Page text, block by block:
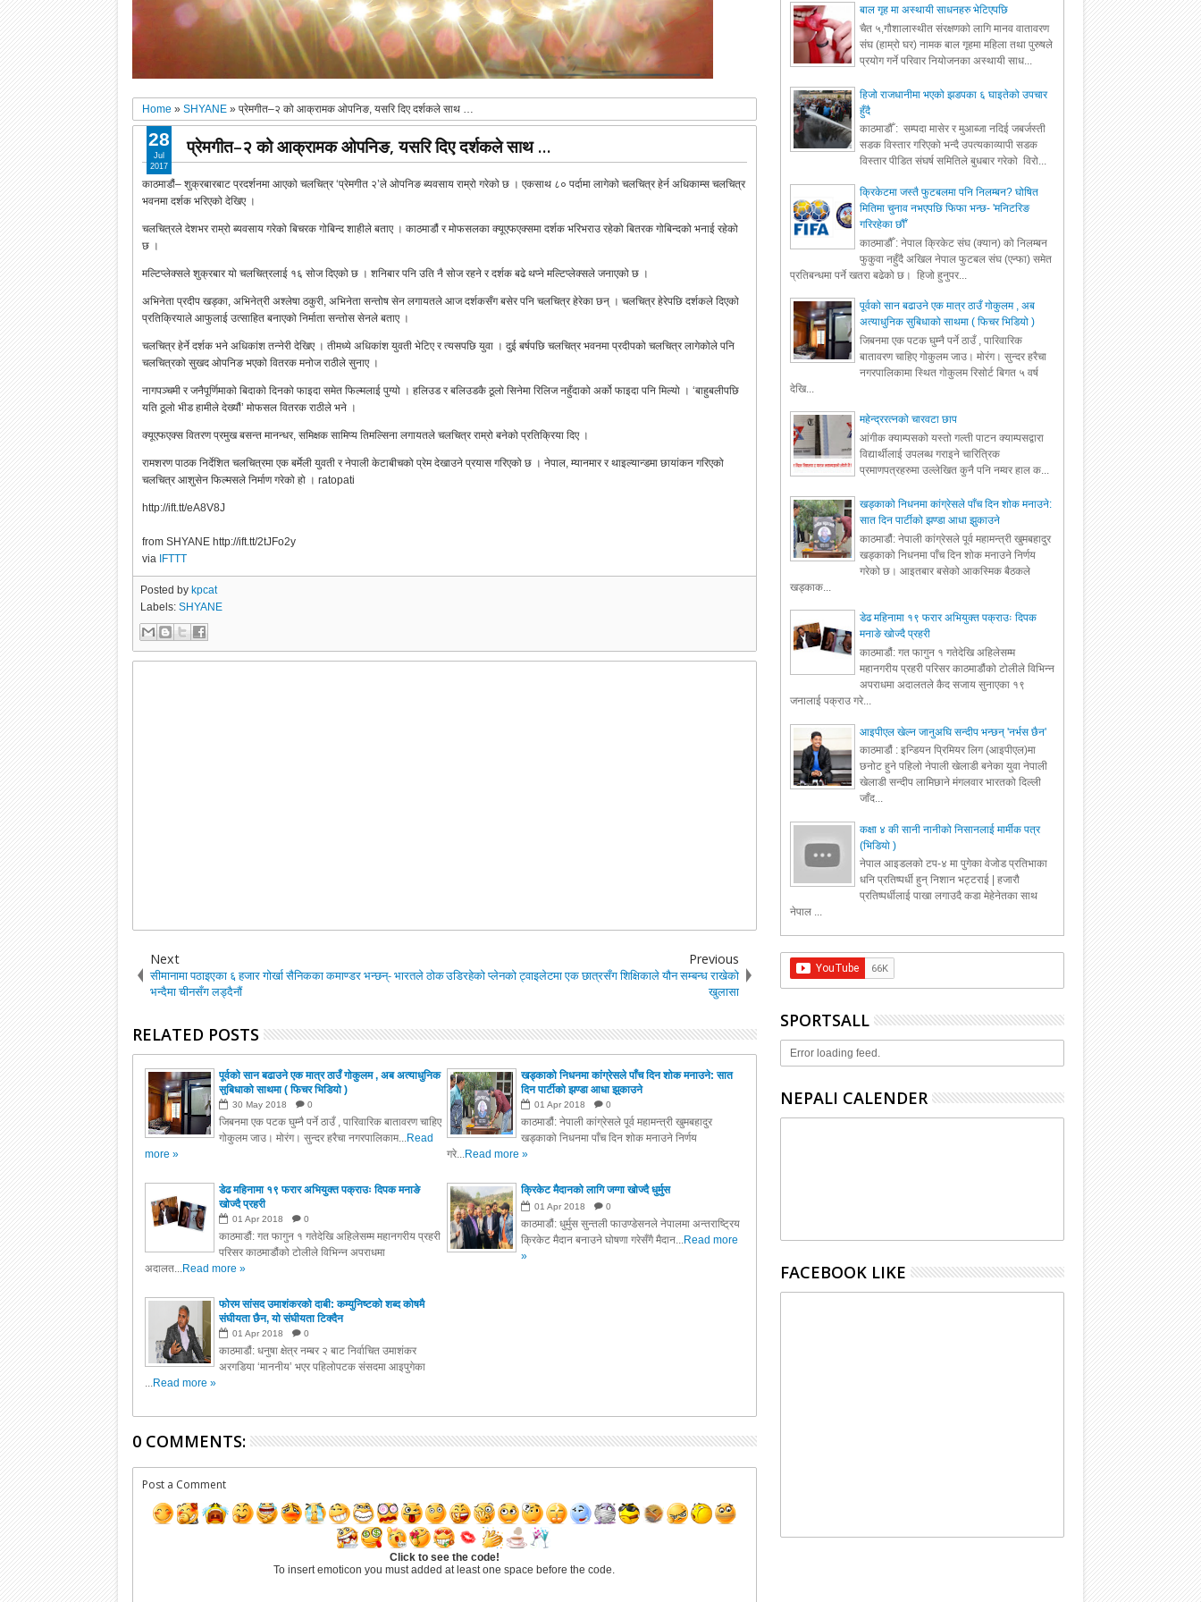
Home »SHYANE »प्रेमगीत–२ को आक्रामक ओपनिङ, यसरि दिए दर्शकले साथ …
प्रेमगीत–२ को आक्रामक ओपनिङ, यसरि दिए दर्शकले साथ …
काठमाडौं– शुक्रबारबाट प्रदर्शनमा आएको चलचित्र ‘प्रेमगीत २’ले ओपनिङ ब्यवसाय राम्रो गरेको छ । एकसाथ ८० पर्दामा लागेको चलचित्र हेर्न अधिकाम्स चलचित्र
भवनमा दर्शक भरिएको देखिए ।
चलचित्रले देशभर राम्रो ब्यवसाय गरेको बिचरक गोबिन्द शाहीले बताए । काठमाडौं र मोफसलका क्यूएफएक्समा दर्शक भरिभराउ रहेको बितरक गोबिन्दको भनाई रहेको
छ ।
मल्टिप्लेक्सले शुक्रबार यो चलचित्रलाई १६ सोज दिएको छ । शनिबार पनि उति नै सोज रहने र दर्शक बढे थप्ने मल्टिप्लेक्सले जनाएको छ ।
अभिनेता प्रदीप खड्का, अभिनेत्री अश्लेषा ठकुरी, अभिनेता सन्तोष सेन लगायतले आज दर्शकसँग बसेर पनि चलचित्र हेरेका छन् । चलचित्र हेरेपछि दर्शकले दिएको
प्रतिक्रियाले आफुलाई उत्साहित बनाएको निर्माता सन्तोस सेनले बताए ।
चलचित्र हेर्ने दर्शक भने अधिकांश तन्नेरी देखिए । तीमध्ये अधिकांश युवती भेटिए र त्यसपछि युवा । दुई बर्षपछि चलचित्र भवनमा प्रदीपको चलचित्र लागेकोले पनि
चलचित्रको सुखद ओपनिङ भएको वितरक मनोज राठीले सुनाए ।
नागपञ्चमी र जनैपूर्णिमाको बिदाको दिनको फाइदा समेत फिल्मलाई पुग्यो । हलिउड र बलिउडकै ठूलो सिनेमा रिलिज नहुँदाको अर्को फाइदा पनि मिल्यो । ‘बाहुबलीपछि
यति ठूलो भीड हामीले देख्यौं’ मोफसल वितरक राठीले भने ।
क्यूएफएक्स वितरण प्रमुख बसन्त मानन्धर, समिक्षक सामिप्य तिमल्सिना लगायतले चलचित्र राम्रो बनेको प्रतिक्रिया दिए ।
रामशरण पाठक निर्देशित चलचित्रमा एक बर्मेली युवती र नेपाली केटाबीचको प्रेम देखाउने प्रयास गरिएको छ । नेपाल, म्यानमार र थाइल्यान्डमा छायांकन गरिएको
चलचित्र आशुसेन फिल्मसले निर्माण गरेको हो । ratopati
http://ift.tt/eA8V8J
from SHYANE http://ift.tt/2tJFo2y
via IFTTT
28
Jul
2017
Posted by kpcat
Labels:SHYANE
Next
सीमानामा पठाइएका ६ हजार गोर्खा सैनिकका कमाण्डर भन्छन्- भारतले ठोक
भन्दैमा चीनसँग लड्दैनौं
Previous
उडिरहेको प्लेनको ट्वाइलेटमा एक छात्रसँग शिक्षिकाले यौन सम्बन्ध राखेको
खुलासा
RELATED POSTS
पूर्वको सान बढाउने एक मात्र ठाउँ गोकुलम , अब अत्याधुनिक
सुबिधाको साथमा ( फिचर भिडियो )
30 May 2018 0
जिबनमा एक पटक घुम्नै पर्ने ठाउँ , पारिवारिक बातावरण चाहिए
गोकुलम जाउ। मोरंग। सुन्दर हरैचा नगरपालिकाम...Read
more »
खड्काको निधनमा कांग्रेसले पाँच दिन शोक मनाउने: सात
दिन पार्टीको झण्डा आधा झुकाउने
01 Apr 2018 0
काठमाडौं: नेपाली कांग्रेसले पूर्व महामन्त्री खुमबहादुर
खड्काको निधनमा पाँच दिन शोक मनाउने निर्णय
गरे...Read more »
डेढ महिनामा १९ फरार अभियुक्त पक्राउः दिपक मनाङे
खोज्दै प्रहरी
01 Apr 2018 0
काठमाडौं: गत फागुन १ गतेदेखि अहिलेसम्म महानगरीय प्रहरी
परिसर काठमाडौंको टोलीले विभिन्न अपराधमा
अदालत...Read more »
क्रिकेट मैदानको लागि जग्गा खोज्दै धुर्मुस
01 Apr 2018 0
काठमाडौं: धुर्मुस सुन्तली फाउण्डेसनले नेपालमा अन्तराष्ट्रिय
क्रिकेट मैदान बनाउने घोषणा गरेसँगै मैदान...Read more
»
फोरम सांसद उमाशंकरको दाबी: कम्युनिष्टको शब्द कोषमै
संघीयता छैन, यो संघीयता टिक्दैन
01 Apr 2018 0
काठमाडौं: धनुषा क्षेत्र नम्बर २ बाट निर्वाचित उमाशंकर
अरगडिया ‘माननीय’ भएर पहिलोपटक संसदमा आइपुगेका
...Read more »
0 COMMENTS:
Post a Comment
Click to see the code!
To insert emoticon you must added at least one space before the code.
बाल गृह मा अस्थायी साधनहरु भेटिएपछि
चैत ५,गौशालास्थीत संरक्षणको लागि मानव वातावरण
संघ (हाम्रो घर) नामक बाल गृहमा महिला तथा पुरुषले
प्रयोग गर्ने परिवार नियोजनका अस्थायी साध...
हिजो राजधानीमा भएको झडपका ६ घाइतेको उपचार
हुँदै
काठमाडौँ : सम्पदा मासेर र मुआब्जा नदिई जबर्जस्ती
सडक विस्तार गरिएको भन्दै उपत्यकाव्यापी सडक
विस्तार पीडित संघर्ष समितिले बुधबार गरेको विरो...
क्रिकेटमा जस्तै फुटबलमा पनि निलम्बन? घोषित
मितिमा चुनाव नभएपछि फिफा भन्छ- 'मनिटरिङ
गरिरहेका छौँ'
काठमाडौँ : नेपाल क्रिकेट संघ (क्यान) को निलम्बन
फुकुवा नहुँदै अखिल नेपाल फुटबल संघ (एन्फा) समेत
प्रतिबन्धमा पर्ने खतरा बढेको छ। हिजो हुनुपर...
पूर्वको सान बढाउने एक मात्र ठाउँ गोकुलम , अब
अत्याधुनिक सुबिधाको साथमा ( फिचर भिडियो )
जिबनमा एक पटक घुम्नै पर्ने ठाउँ , पारिवारिक
बातावरण चाहिए गोकुलम जाउ। मोरंग। सुन्दर हरैचा
नगरपालिकामा स्थित गोकुलम रिसोर्ट बिगत ५ वर्ष
देखि...
महेन्द्ररत्नको चारवटा छाप
आंगीक क्याम्पसको यस्तो गल्ती पाटन क्याम्पसद्वारा
विद्यार्थीलाई उपलब्ध गराइने चारित्रिक
प्रमाणपत्रहरुमा उल्लेखित कुनै पनि नम्वर हाल क...
खड्काको निधनमा कांग्रेसले पाँच दिन शोक मनाउने:
सात दिन पार्टीको झण्डा आधा झुकाउने
काठमाडौं: नेपाली कांग्रेसले पूर्व महामन्त्री खुमबहादुर
खड्काको निधनमा पाँच दिन शोक मनाउने निर्णय
गरेको छ। आइतबार बसेको आकस्मिक बैठकले
खड्काक...
डेढ महिनामा १९ फरार अभियुक्त पक्राउः दिपक
मनाङे खोज्दै प्रहरी
काठमाडौं: गत फागुन १ गतेदेखि अहिलेसम्म
महानगरीय प्रहरी परिसर काठमाडौंको टोलीले विभिन्न
अपराधमा अदालतले कैद सजाय सुनाएका १९
जनालाई पक्राउ गरे...
आइपीएल खेल्न जानुअघि सन्दीप भन्छन् 'नर्भस छैन'
काठमाडौं : इन्डियन प्रिमियर लिग (आइपीएल)मा
छनोट हुने पहिलो नेपाली खेलाडी बनेका युवा नेपाली
खेलाडी सन्दीप लामिछाने मंगलवार भारतको दिल्ली
जाँद...
कक्षा ४ की सानी नानीको निसानलाई मार्मीक पत्र
(भिडियो )
नेपाल आइडलको टप-४ मा पुगेका वेजोड प्रतिभाका
धनि प्रतिष्पर्धी हुन् निशान भट्टराई | हजारौ
प्रतिष्पर्धीलाई पाखा लगाउदै कडा मेहेनेतका साथ
नेपाल ...
SPORTSALL
Error loading feed.
NEPALI CALENDER
FACEBOOK LIKE